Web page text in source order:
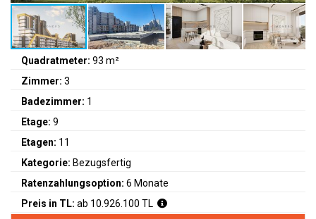
Quadratmeter: 93 m²
Zimmer: 3
Badezimmer: 1
Etage: 9
Etagen: 11
Kategorie: Bezugsfertig
Ratenzahlungsoption: 6 Monate
Preis in TL: ab 10.926.100 TL